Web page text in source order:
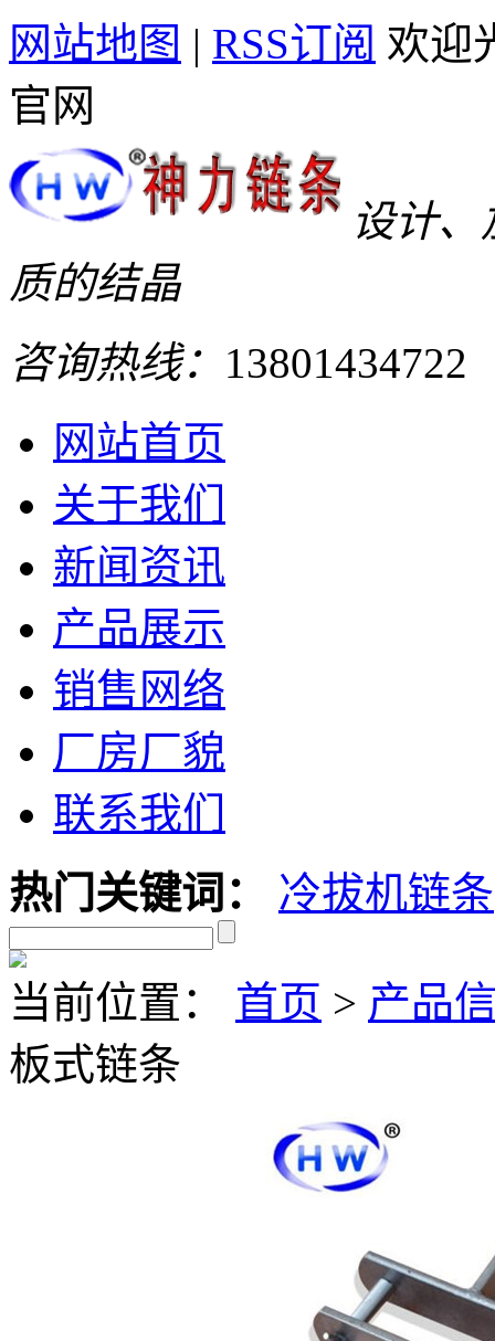
网站地图 | RSS订阅 欢迎
官网
设计
质的结晶
咨询热线： 13801434722
网站首页
关于我们
新闻资讯
产品展示
销售网络
厂房厂貌
联系我们
热门关键词：
冷拔机链条
当前位置： 首页 > 产品
板式链条